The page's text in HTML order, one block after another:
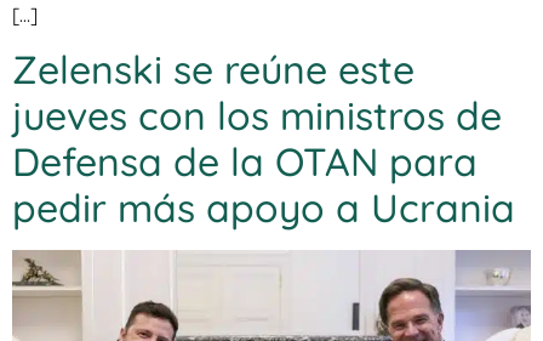
[…]
Zelenski se reúne este
jueves con los ministros de
Defensa de la OTAN para
pedir más apoyo a Ucrania